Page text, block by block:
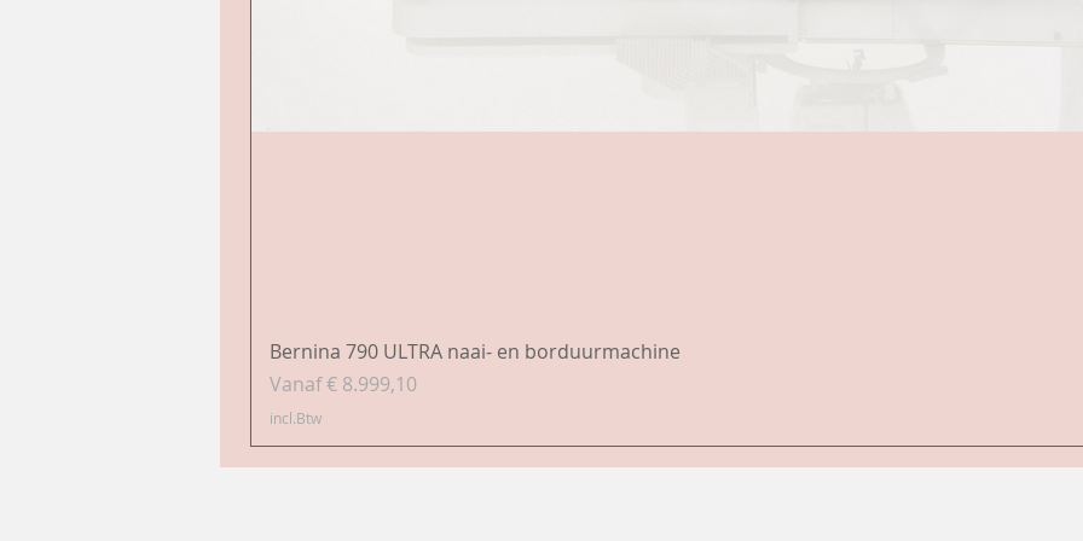
Bernina 790 ULTRA naai- en borduurmachine
Vanaf€ 8.999,10
Verkoopprijs
incl.Btw